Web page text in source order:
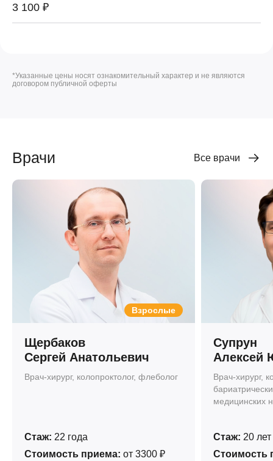
3 100 ₽
*Указанные цены носят ознакомительный характер и не являются
договором публичной оферты
Врачи Все врачи
Взрослые
Щербаков
Сергей Анатольевич
Врач-хирург, колопроктолог, флеболог
Стаж: 22 года
Стоимость приема: от 3300 ₽
Супрун
Алексей
Врач-хирург,
медицинских
Стаж: 20 лет
Стоимость